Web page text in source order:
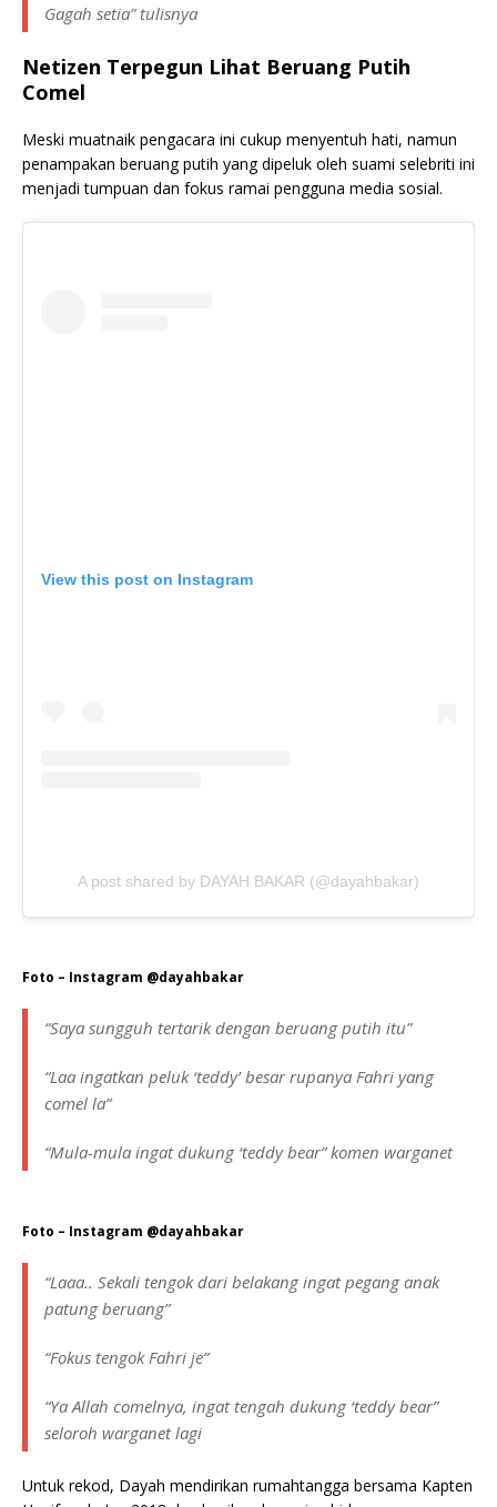
Gagah setia” tulisnya
Netizen Terpegun Lihat Beruang Putih
Comel
Meski muatnaik pengacara ini cukup menyentuh hati, namun
penampakan beruang putih yang dipeluk oleh suami selebriti ini
menjadi tumpuan dan fokus ramai pengguna media sosial.
View this post on Instagram
A post shared by DAYAH BAKAR (@dayahbakar)
Foto – Instagram @dayahbakar
“Saya sungguh tertarik dengan beruang putih itu”
“Laa ingatkan peluk ‘teddy’ besar rupanya Fahri yang
comel la”
“Mula-mula ingat dukung ‘teddy bear” komen warganet
Foto – Instagram @dayahbakar
“Laaa.. Sekali tengok dari belakang ingat pegang anak
patung beruang”
“Fokus tengok Fahri je”
“Ya Allah comelnya, ingat tengah dukung ‘teddy bear”
seloroh warganet lagi
Untuk rekod, Dayah mendirikan rumahtangga bersama Kapten